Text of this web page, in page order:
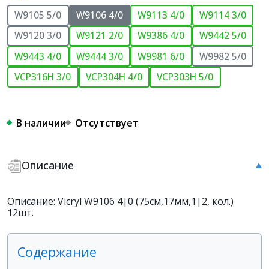
W9105 5/0 W9106 4/0 W9113 4/0
W9114 3/0
W9120 3/0
W9121 2/0 W9386 4/0
W9442 5/0
W9443 4/0
W9444 3/0 W9981 6/0
W9982 5/0
VCP316H 3/0
VCP304H 4/0 VCP303H 5/0
В наличии Отсутствует
Описание
Описание: Vicryl W9106 4|0 (75см,17мм,1|2, кол.)
12шт.
Содержание